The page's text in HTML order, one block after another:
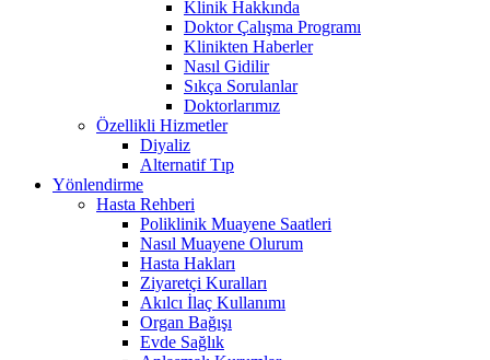
Klinik Hakkında
Doktor Çalışma Programı
Klinikten Haberler
Nasıl Gidilir
Sıkça Sorulanlar
Doktorlarımız
Özellikli Hizmetler
Diyaliz
Alternatif Tıp
Yönlendirme
Hasta Rehberi
Poliklinik Muayene Saatleri
Nasıl Muayene Olurum
Hasta Hakları
Ziyaretçi Kuralları
Akılcı İlaç Kullanımı
Organ Bağışı
Evde Sağlık